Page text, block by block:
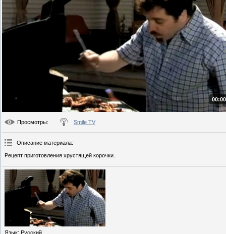
Просмотры: Smile TV
Описание материала:
Рецепт приготовления хрустящей корочки.
Язык: Русский